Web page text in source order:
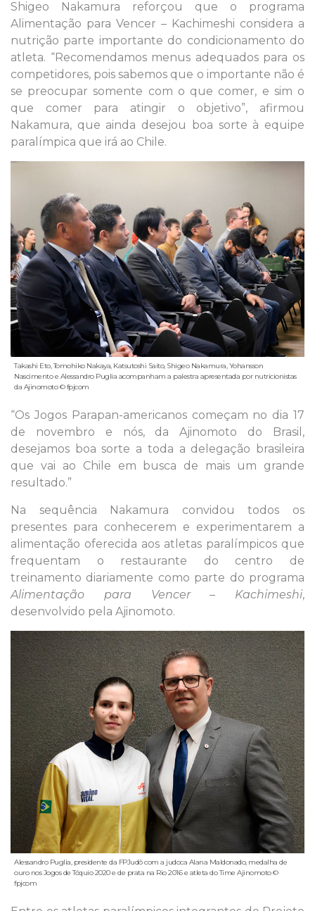
Shigeo Nakamura reforçou que o programa
Alimentação para Vencer – Kachimeshi considera a
nutrição parte importante do condicionamento do
atleta. “Recomendamos menus adequados para os
competidores, pois sabemos que o importante não é
se preocupar somente com o que comer, e sim o
que comer para atingir o objetivo”, afirmou
Nakamura, que ainda desejou boa sorte à equipe
paralímpica que irá ao Chile.
Takashi Eto, Tomohiko Nakaya, Katsutoshi Saito, Shigeo Nakamura, Yohansson
Nascimento e Alessandro Puglia acompanham a palestra apresentada por nutricionistas
da Ajinomoto © fpjcom
“Os Jogos Parapan-americanos começam no dia 17
de novembro e nós, da Ajinomoto do Brasil,
desejamos boa sorte a toda a delegação brasileira
que vai ao Chile em busca de mais um grande
resultado.”
Na sequência Nakamura convidou todos os
presentes para conhecerem e experimentarem a
alimentação oferecida aos atletas paralímpicos que
frequentam o restaurante do centro de
treinamento diariamente como parte do programa
Alimentação para Vencer – Kachimeshi,
desenvolvido pela Ajinomoto.
Alessandro Puglia, presidente da FPJudô com a judoca Alana Maldonado, medalha de
ouro nos Jogos de Tóquio 2020 e de prata na Rio 2016 e atleta do Time Ajinomoto ©
fpjcom